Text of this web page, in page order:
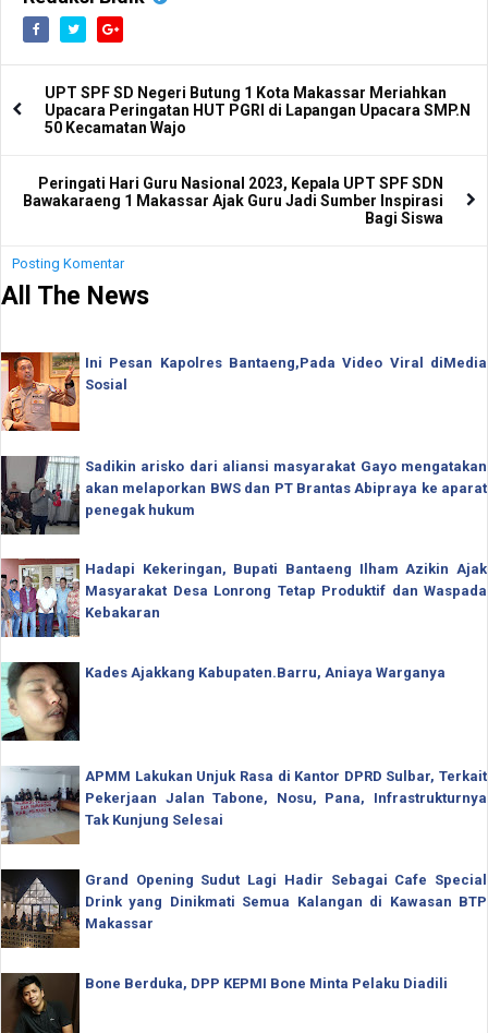
UPT SPF SD Negeri Butung 1 Kota Makassar Meriahkan
Upacara Peringatan HUT PGRI di Lapangan Upacara SMP.N
50 Kecamatan Wajo
Peringati Hari Guru Nasional 2023, Kepala UPT SPF SDN
Bawakaraeng 1 Makassar Ajak Guru Jadi Sumber Inspirasi
Bagi Siswa
Posting Komentar
All The News
Ini Pesan Kapolres Bantaeng,Pada Video Viral diMedia
Sosial
Sadikin arisko dari aliansi masyarakat Gayo mengatakan
akan melaporkan BWS dan PT Brantas Abipraya ke aparat
penegak hukum
Hadapi Kekeringan, Bupati Bantaeng Ilham Azikin Ajak
Masyarakat Desa Lonrong Tetap Produktif dan Waspada
Kebakaran
Kades Ajakkang Kabupaten.Barru, Aniaya Warganya
APMM Lakukan Unjuk Rasa di Kantor DPRD Sulbar, Terkait
Pekerjaan Jalan Tabone, Nosu, Pana, Infrastrukturnya
Tak Kunjung Selesai
Grand Opening Sudut Lagi Hadir Sebagai Cafe Special
Drink yang Dinikmati Semua Kalangan di Kawasan BTP
Makassar
Bone Berduka, DPP KEPMI Bone Minta Pelaku Diadili